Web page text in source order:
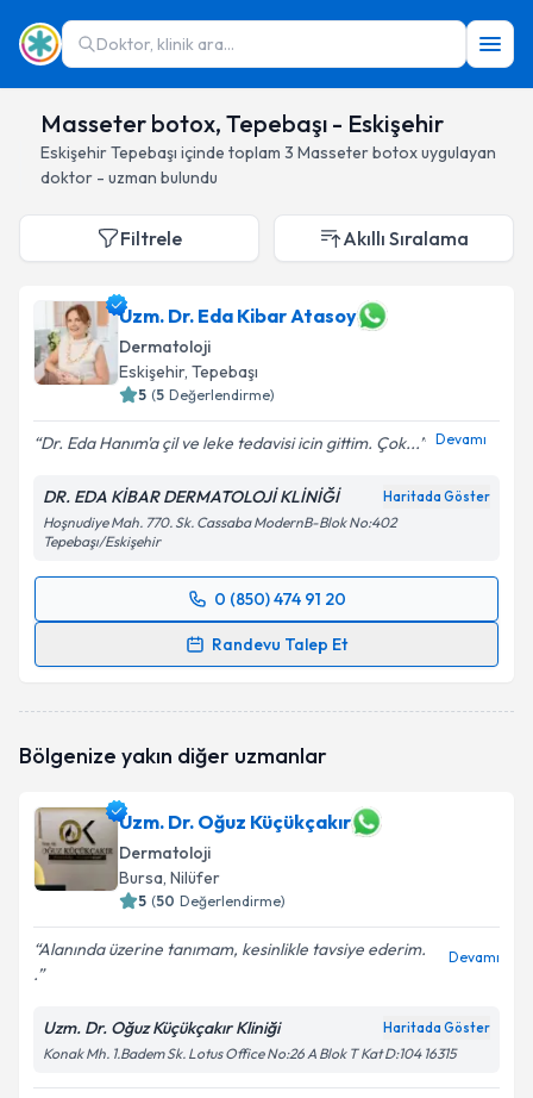
Doktor, klinik ara...
Masseter botox, Tepebaşı - Eskişehir
EskişehirTepebaşı içinde toplam 3 Masseter botoxuygulayan
doktor - uzman bulundu
Filtrele Akıllı Sıralama
Uzm. Dr. Eda Kibar Atasoy
Dermatoloji
Eskişehir, Tepebaşı
5 (5 Değerlendirme)
Dr. Eda Hanım'a çil ve leke tedavisi icin gittim. Çok... Devamı
DR. EDA KİBAR DERMATOLOJİ KLİNİĞİ Haritada Göster
Hoşnudiye Mah. 770. Sk. Cassaba ModernB-Blok No:402
Tepebaşı/Eskişehir
0 (850) 474 91 20
Randevu Talep Et
Randevu Takvimi Talebi
talebi oluşturun. Size bu uzmandan randevu almanız
bilgilendireceğiz.
E-posta Adresiniz
Kişisel verilerimin işlenmesine ilişkinAydınlatma
Metni'ni okudum ve kişisel verilerimin belirtilen
Takvim Talebini Gönder
Bölgenize yakın diğer uzmanlar
Uzm. Dr. Oğuz Küçükçakır
Dermatoloji
Bursa, Nilüfer
5 (50 Değerlendirme)
Alanında üzerine tanımam, kesinlikle tavsiye ederim.
.
Devamı
Uzm. Dr. Oğuz Küçükçakır Kliniği Haritada Göster
Konak Mh. 1.Badem Sk. Lotus Office No:26 A Blok T Kat D:104 16315